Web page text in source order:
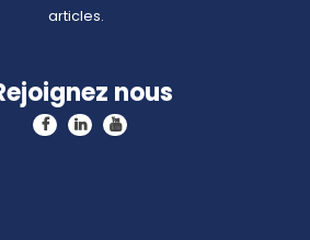
articles.
nous